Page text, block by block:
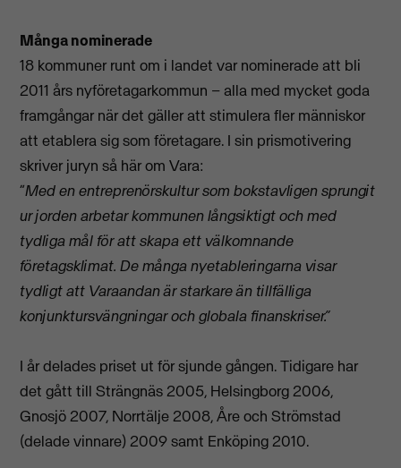
Många nominerade
18 kommuner runt om i landet var nominerade att bli
2011 års nyföretagarkommun – alla med mycket goda
framgångar när det gäller att stimulera fler människor
att etablera sig som företagare. I sin prismotivering
skriver juryn så här om Vara:
”Med en entreprenörskultur som bokstavligen sprungit
ur jorden arbetar kommunen långsiktigt och med
tydliga mål för att skapa ett välkomnande
företagsklimat. De många nyetableringarna visar
tydligt att Varaandan är starkare än tillfälliga
konjunktursvängningar och globala finanskriser.”
I år delades priset ut för sjunde gången. Tidigare har
det gått till Strängnäs 2005, Helsingborg 2006,
Gnosjö 2007, Norrtälje 2008, Åre och Strömstad
(delade vinnare) 2009 samt Enköping 2010.